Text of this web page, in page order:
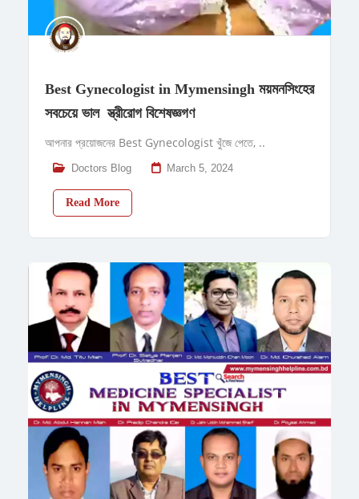
Best Gynecologist in Mymensingh ময়মনসিংহের
সবচেয়ে ভাল স্ত্রীরোগ বিশেষজ্ঞগণ
আপনার প্রয়োজনের Best Gynecologist খুঁজে পেতে, ..
Doctors Blog March 5, 2024
Read More